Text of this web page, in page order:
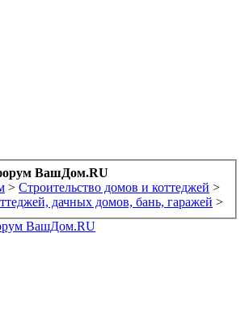
ВашДом.RU
> Строительство домов и коттеджей >
дачных домов, бань, гаражей >